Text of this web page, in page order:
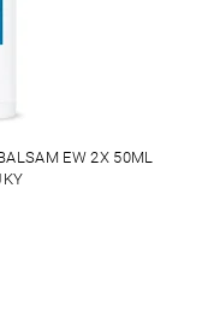
EW 2X 50ML